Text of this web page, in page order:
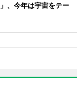
、今年は宇宙をテー